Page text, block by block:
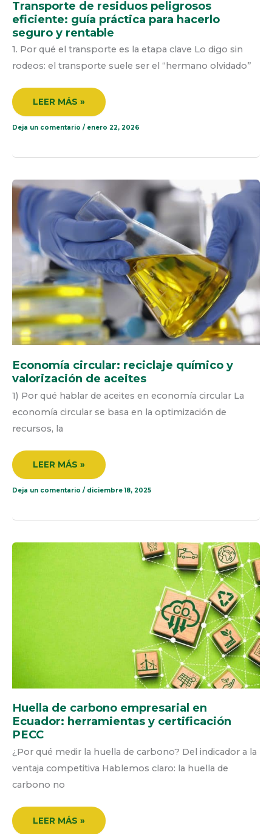
Transporte de residuos peligrosos
eficiente: guía práctica para hacerlo
seguro y rentable
1. Por qué el transporte es la etapa clave Lo digo sin
rodeos: el transporte suele ser el “hermano olvidado”
LEER MÁS »
Deja un comentario / enero 22, 2026
Economía circular: reciclaje químico y
valorización de aceites
1) Por qué hablar de aceites en economía circular La
economía circular se basa en la optimización de
recursos, la
ECONOMÍA
CIRCULAR:
RECICLAJE
VALORIZACIÓN
DE
ACEITES
LEER MÁS »
Deja un comentario / diciembre 18, 2025
Huella de carbono empresarial en
Ecuador: herramientas y certificación
PECC
¿Por qué medir la huella de carbono? Del indicador a la
ventaja competitiva Hablemos claro: la huella de
carbono no
HUELLA
LEER MÁS »